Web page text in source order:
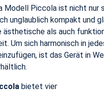
Modell Piccola ist nicht nur
unglaublich kompakt und
ästhetische als auch
Um sich harmonisch in
ist das Gerät in
bietet vier